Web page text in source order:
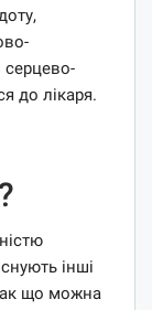
серцево-
до лікаря.
інші
що можна